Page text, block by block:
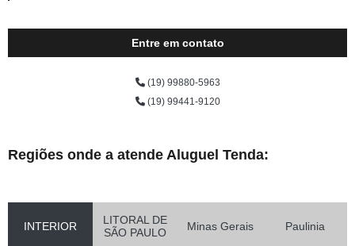
Entre em contato
(19) 99880-5963
(19) 99441-9120
Regiões onde a atende Aluguel Tenda:
INTERIOR
LITORAL DE
SÃO PAULO
Minas Gerais Paulinia